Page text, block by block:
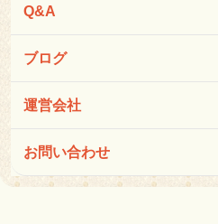
Q&A
ブログ
運営会社
お問い合わせ